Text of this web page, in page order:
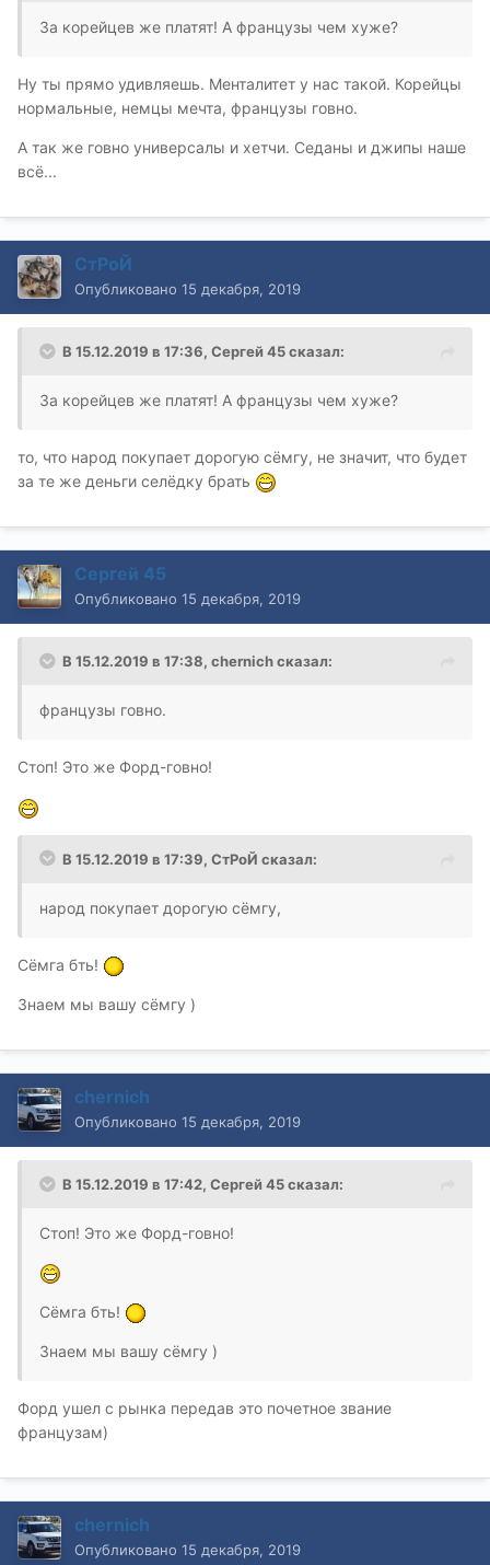
За корейцев же платят! А французы чем хуже?
Ну ты прямо удивляешь. Менталитет у нас такой. Корейцы
нормальные, немцы мечта, французы говно.
А так же говно универсалы и хетчи. Седаны и джипы наше
всё...
СтРоЙ
Опубликовано 15 декабря, 2019
В 15.12.2019 в 17:36, Сергей 45сказал:
За корейцев же платят! А французы чем хуже?
то, что народ покупает дорогую сёмгу, не значит, что будет
за те же деньги селёдку брать
Сергей 45
Опубликовано 15 декабря, 2019
В 15.12.2019 в 17:38, chernichсказал:
французы говно.
Стоп! Это же Форд-говно!
В 15.12.2019 в 17:39, СтРоЙ сказал:
народ покупает дорогую сёмгу,
Сёмга бть!
Знаем мы вашу сёмгу )
chernich
Опубликовано 15 декабря, 2019
В 15.12.2019 в 17:42, Сергей 45сказал:
Стоп! Это же Форд-говно!
Сёмга бть!
Знаем мы вашу сёмгу )
Форд ушел с рынка передав это почетное звание
французам)
chernich
Опубликовано 15 декабря, 2019